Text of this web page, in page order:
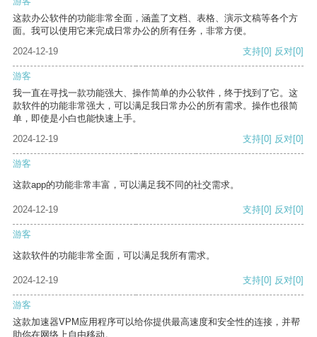
这款办公软件的功能非常全面，涵盖了文档、表格、演示文稿等各个方
面。我可以使用它来完成日常办公的所有任务，非常方便。
2024-12-19
支持[0] 反对[0]
游客
我一直在寻找一款功能强大、操作简单的办公软件，终于找到了它。这
款软件的功能非常强大，可以满足我日常办公的所有需求。操作也很简
单，即使是小白也能快速上手。
2024-12-19
支持[0] 反对[0]
游客
这款app的功能非常丰富，可以满足我不同的社交需求。
2024-12-19 支持[0] 反对[0]
游客
这款软件的功能非常全面，可以满足我所有需求。
2024-12-19 支持[0] 反对[0]
游客
这款加速器VPM应用程序可以给你提供最高速度和安全性的连接，并帮
助你在网络上自由移动。